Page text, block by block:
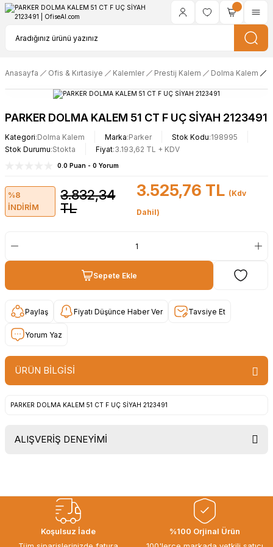
Anasayfa Ofis & Kırtasiye Kalemler Prestij Kalem Dolma Kalem
PARKER DOLMA KALEM 51 CT F UÇ SİYAH 2123491
Kategori Dolma Kalem Marka Parker Stok Kodu 198995
Stok Durumu Stokta Fiyat 3.193,62 TL + KDV
0.0 Puan - 0 Yorum
%8
İNDİRİM
3.832,34
TL
3.525,76 TL (Kdv
Dahil)
Sepete Ekle
Paylaş Fiyatı Düşünce Haber Ver Tavsiye Et
Yorum Yaz
ÜRÜN BİLGİSİ
PARKER DOLMA KALEM 51 CT F UÇ SİYAH 2123491
ALIŞVERİŞ DENEYİMİ
gorusmek uzere, hayirli ve bol
kazanclar dilerim.
İbrahim Ertuğrul ARSLANOĞLU |
Koşulsuz İade
%100 Orjinal Ürün